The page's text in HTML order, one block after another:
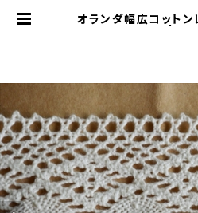
オランダ幅広コットン